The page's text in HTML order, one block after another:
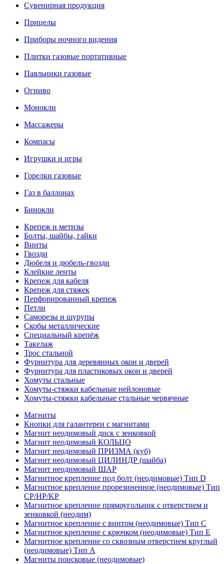
Сувенирная продукция
Прицелы
Приборы ночного видения
Плитки газовые портативные
Паяльники газовые
Огниво
Монокли
Массажеры
Компасы
Игрушки и игры
Горелки газовые
Газ в баллонах
Бинокли
Крепеж и метизы
Болты, шайбы, гайки
Винты
Гвозди
Дюбеля и дюбель-гвозди
Клейкие ленты
Крепеж для кабеля
Крепеж для стяжек
Перфорированный крепеж
Петли
Саморезы и шурупы
Скобы металлические
Специальный крепёж
Такелаж
Трос стальной
Фурнитура для деревянных окон и дверей
Фурнитура для пластиковых окон и дверей
Хомуты стальные
Хомуты-стяжки кабельные нейлоновые
Хомуты-стяжки кабельные стальные червячные
Магниты
Кнопки для галантереи с магнитами
Магнит неодимовый диск с зенковкой
Магнит неодимовый КОЛЬЦО
Магнит неодимовый ПРИЗМА (куб)
Магнит неодимовый ЦИЛИНДР (шайба)
Магнит неодимовый ШАР
Магнитное крепление под болт (неодимовые) Тип D
Магнитное крепление прорезиненное (неодимовые) Тип
CP/HP/KP
Магнитное крепление прямоугольник с отверстием и
зенковкой (неодим)
Магнитное крепление с винтом (неодимовые) Тип С
Магнитное крепление с крючком (неодимовые) Тип Е
Магнитное крепление со сквозным отверстием круглый
(неодимовые) Тип А
Магниты поисковые (неодимовые)